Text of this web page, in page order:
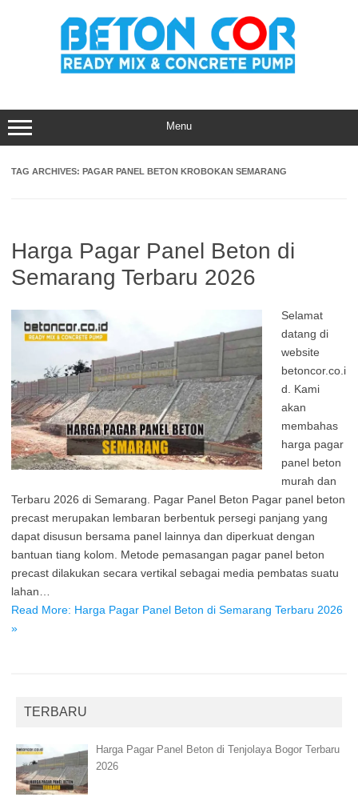
Menu
TAG ARCHIVES: PAGAR PANEL BETON KROBOKAN SEMARANG
Harga Pagar Panel Beton di
Semarang Terbaru 2026
Selamat
datang di
website
betoncor.co.i
d. Kami
akan
membahas
harga pagar
panel beton
murah dan
Terbaru 2026 di Semarang. Pagar Panel Beton Pagar panel beton
precast merupakan lembaran berbentuk persegi panjang yang
dapat disusun bersama panel lainnya dan diperkuat dengan
bantuan tiang kolom. Metode pemasangan pagar panel beton
precast dilakukan secara vertikal sebagai media pembatas suatu
lahan…
Read More: Harga Pagar Panel Beton di Semarang Terbaru 2026
»
TERBARU
Harga Pagar Panel Beton di Tenjolaya Bogor Terbaru
2026